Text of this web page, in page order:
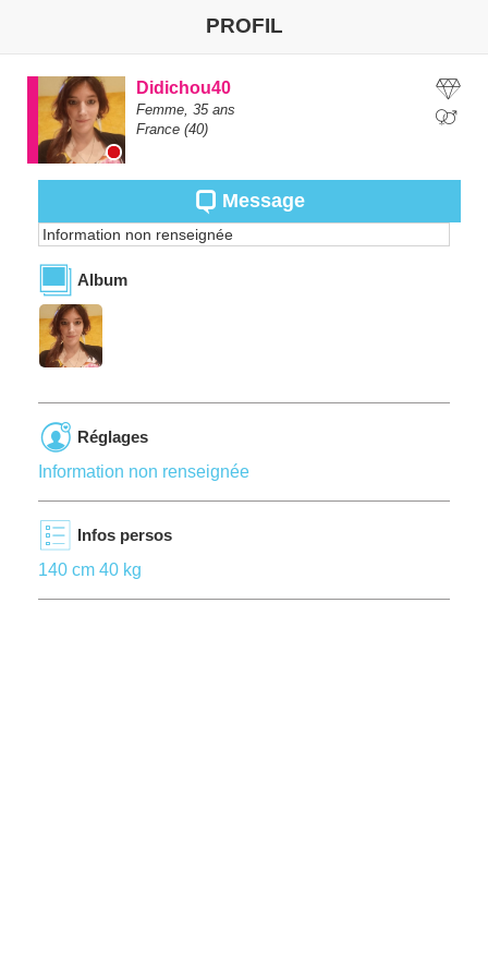
PROFIL
Didichou40
Femme, 35ans
France (40)
Message
Information non renseignée
Album
Réglages
Information non renseignée
Infos persos
140 cm 40 kg